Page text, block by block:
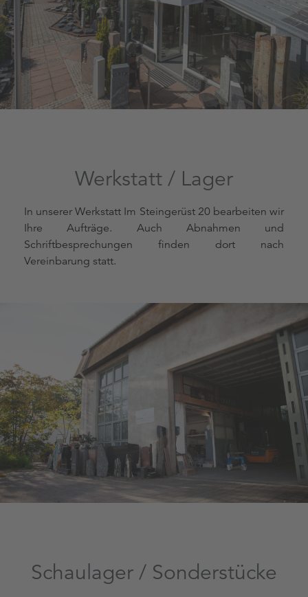
Werkstatt / Lager
In unserer Werkstatt Im Steingerüst 20 bearbeiten wir
Ihre Aufträge. Auch Abnahmen und
Schriftbesprechungen finden dort nach
Vereinbarung statt.
Schaulager / Sonderstücke